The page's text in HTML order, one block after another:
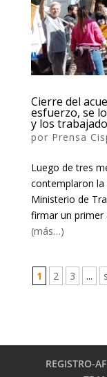
Cierre del
esfuerzo, se
y los
por Prensa
Luego de tres
contemplaron la
Ministerio de
firmar un primer
(más…)
1 2 3 ...
REGISTRO-